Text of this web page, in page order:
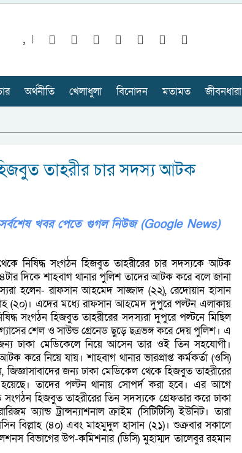
,
অর্থনীতি খেলাধুলা বিনোদন মতামত জীবনধারা
তাহরীর চার সদস্য আটক
সর্বশেষ খবর পেতে গুগল নিউজ (Google News)
নিষিদ্ধ সংগঠন হিজবুত তাহরীরের চার সদস্যকে আটক
দিকে শাহবাগ থানার পুলিশ তাদের আটক করে বলে জানা
হলেন- রাফসান আহমেদ সাজ্জাদ (২২), রেদোয়ান হাসান
(২০)। এদের মধ্যে রাফসান আহমেদ দুপুরে পল্টন এলাকায়
সংগঠন হিজবুত তাহরীরের সদস্যরা দুপুরে পল্টনে মিছিল
শেল ও সাউন্ড গ্রেনেড ছুড়ে ছত্রভঙ্গ করে দেয় পুলিশ। এ
ঢাকা মেডিকেলে নিয়ে আসেন তার ওই তিন সহযোগী।
নিয়ে যায়। শাহবাগ থানার ভারপ্রাপ্ত কর্মকর্তা (ওসি)
জন্য ঢাকা মেডিকেল থেকে হিজবুত তাহরীরের
তাদের পল্টন থানায় সোপর্দ করা হবে। এর আগে
সংগঠন হিজবুত তাহরীরের তিন সদস্যকে গ্রেফতার করে ঢাকা
অ্যান্ড ট্রান্সন্যাশনাল ক্রাইম (সিটিটিসি) ইউনিট। তারা
বিল্লাহ (৪০) এবং মাহমুদুল হাসান (২১)। শুক্রবার সকালে
বিভাগের উপ-কমিশনার (ডিসি) মুহাম্মদ তালেবুর রহমান